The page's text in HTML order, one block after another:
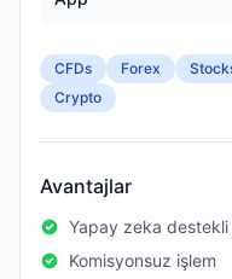
CFDs Forex
Crypto
Avantajlar
Yapay zeka
Komisyonsuz işlem